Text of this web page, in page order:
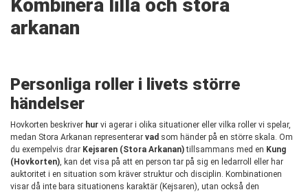
Kombinera lilla och stora
arkanan
Personliga roller i livets större
händelser
Hovkorten beskriver hur vi agerar i olika situationer eller vilka roller vi spelar,
medan Stora Arkanan representerar vad som händer på en större skala. Om
du exempelvis drar Kejsaren (Stora Arkanan)tillsammans med en Kung
(Hovkorten) , kan det visa på att en person tar på sig en ledarroll eller har
auktoritet i en situation som kräver struktur och disciplin. Kombinationen
visar då inte bara situationens karaktär (Kejsaren), utan också den